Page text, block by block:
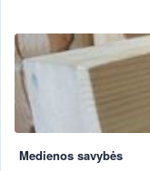
Medienos savybės